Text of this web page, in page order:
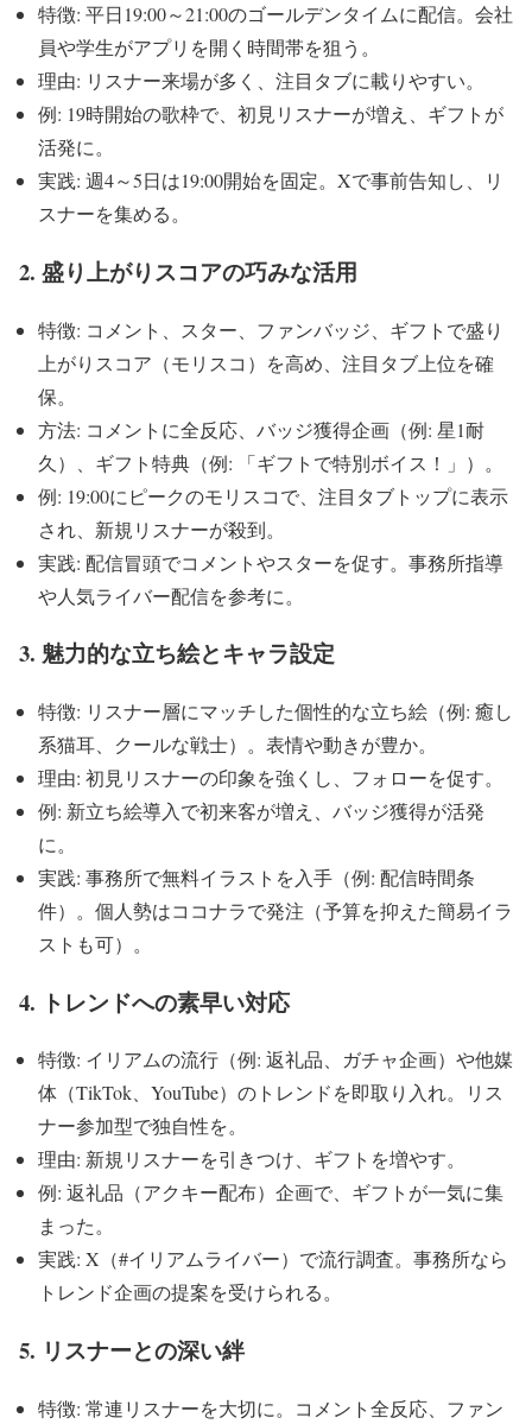
特徴: 平日19:00～21:00のゴールデンタイムに配信。会社
員や学生がアプリを開く時間帯を狙う。
理由: リスナー来場が多く、注目タブに載りやすい。
例: 19時開始の歌枠で、初見リスナーが増え、ギフトが
活発に。
実践: 週4～5日は19:00開始を固定。Xで事前告知し、リ
スナーを集める。
2. 盛り上がりスコアの巧みな活用
特徴: コメント、スター、ファンバッジ、ギフトで盛り
上がりスコア（モリスコ）を高め、注目タブ上位を確
保。
方法: コメントに全反応、バッジ獲得企画（例: 星1耐
久）、ギフト特典（例: 「ギフトで特別ボイス！」）。
例: 19:00にピークのモリスコで、注目タブトップに表示
され、新規リスナーが殺到。
実践: 配信冒頭でコメントやスターを促す。事務所指導
や人気ライバー配信を参考に。
3. 魅力的な立ち絵とキャラ設定
特徴: リスナー層にマッチした個性的な立ち絵（例: 癒し
系猫耳、クールな戦士）。表情や動きが豊か。
理由: 初見リスナーの印象を強くし、フォローを促す。
例: 新立ち絵導入で初来客が増え、バッジ獲得が活発
に。
実践: 事務所で無料イラストを入手（例: 配信時間条
件）。個人勢はココナラで発注（予算を抑えた簡易イラ
ストも可）。
4. トレンドへの素早い対応
特徴: イリアムの流行（例: 返礼品、ガチャ企画）や他媒
体（TikTok、YouTube）のトレンドを即取り入れ。リス
ナー参加型で独自性を。
理由: 新規リスナーを引きつけ、ギフトを増やす。
例: 返礼品（アクキー配布）企画で、ギフトが一気に集
まった。
実践: X（#イリアムライバー）で流行調査。事務所なら
トレンド企画の提案を受けられる。
5. リスナーとの深い絆
特徴: 常連リスナーを大切に。コメント全反応、ファン